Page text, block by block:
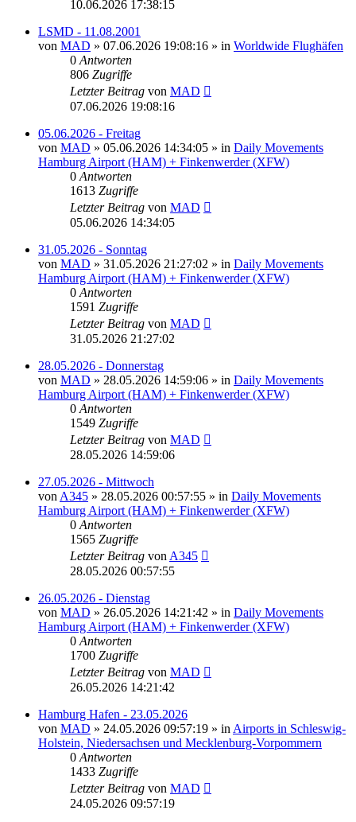
10.06.2026 17:38:15
LSMD - 11.08.2001
von MAD » 07.06.2026 19:08:16 » in Worldwide Flughäfen
0 Antworten
806 Zugriffe
Letzter Beitrag von MAD
07.06.2026 19:08:16
05.06.2026 - Freitag
von MAD » 05.06.2026 14:34:05 » in Daily Movements
Hamburg Airport (HAM) + Finkenwerder (XFW)
0 Antworten
1613 Zugriffe
Letzter Beitrag von MAD
05.06.2026 14:34:05
31.05.2026 - Sonntag
von MAD » 31.05.2026 21:27:02 » in Daily Movements
Hamburg Airport (HAM) + Finkenwerder (XFW)
0 Antworten
1591 Zugriffe
Letzter Beitrag von MAD
31.05.2026 21:27:02
28.05.2026 - Donnerstag
von MAD » 28.05.2026 14:59:06 » in Daily Movements
Hamburg Airport (HAM) + Finkenwerder (XFW)
0 Antworten
1549 Zugriffe
Letzter Beitrag von MAD
28.05.2026 14:59:06
27.05.2026 - Mittwoch
von A345 » 28.05.2026 00:57:55 » in Daily Movements
Hamburg Airport (HAM) + Finkenwerder (XFW)
0 Antworten
1565 Zugriffe
Letzter Beitrag von A345
28.05.2026 00:57:55
26.05.2026 - Dienstag
von MAD » 26.05.2026 14:21:42 » in Daily Movements
Hamburg Airport (HAM) + Finkenwerder (XFW)
0 Antworten
1700 Zugriffe
Letzter Beitrag von MAD
26.05.2026 14:21:42
Hamburg Hafen - 23.05.2026
von MAD » 24.05.2026 09:57:19 » in Airports in Schleswig-
Holstein, Niedersachsen und Mecklenburg-Vorpommern
0 Antworten
1433 Zugriffe
Letzter Beitrag von MAD
24.05.2026 09:57:19